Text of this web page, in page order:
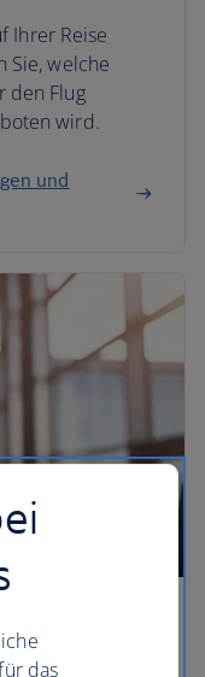
Ihrer Reise
Sie, welche
den Flug
wird.
und
das